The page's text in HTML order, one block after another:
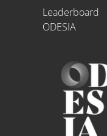
Leaderboard
ODESIA